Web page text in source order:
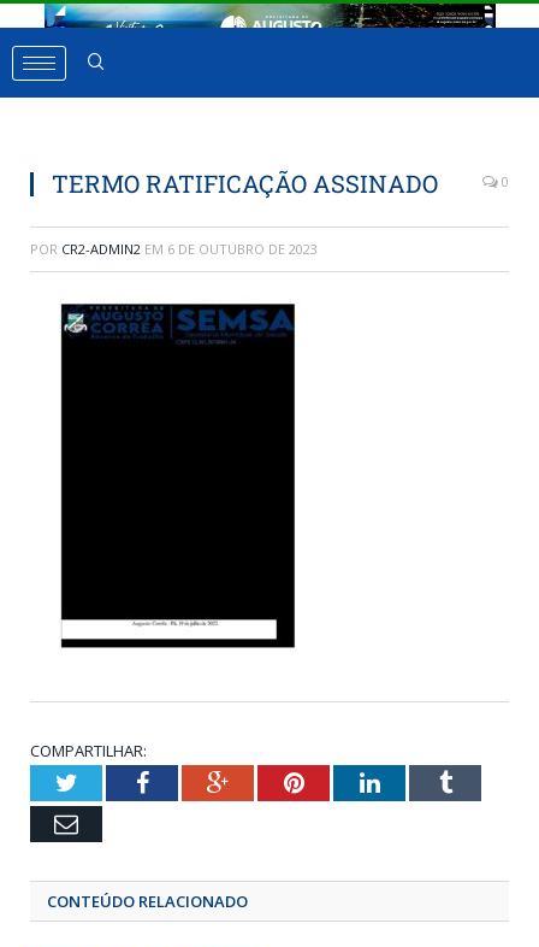
TERMO RATIFICAÇÃO ASSINADO 0
POR CR2-ADMIN2 EM 6 DE OUTUBRO DE 2023
COMPARTILHAR:
TwitterFacebookGoogle+Pinterest
LinkedIn
Email
CONTEÚDO RELACIONADO